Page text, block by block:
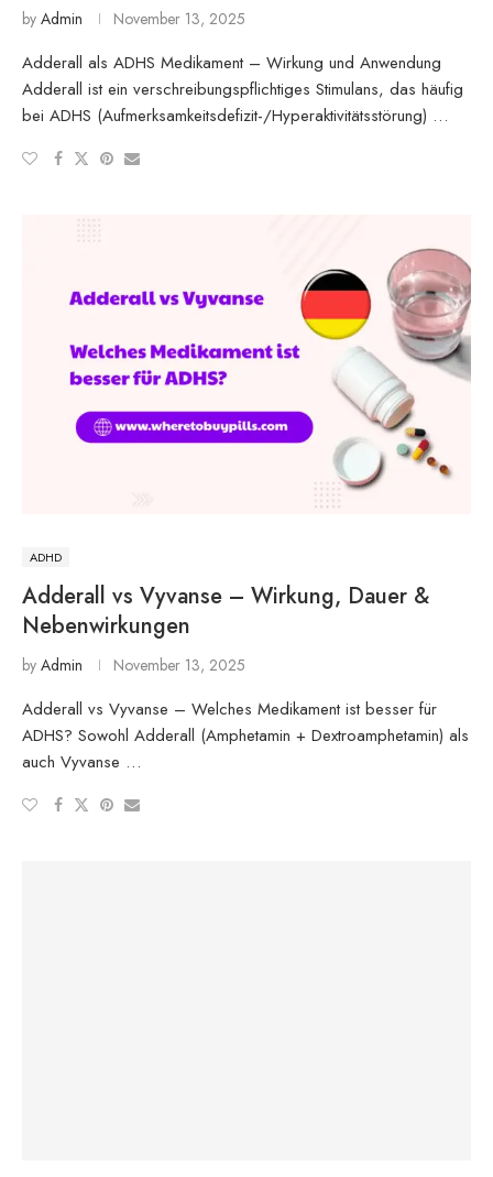
by Admin November 13, 2025
Adderall als ADHS Medikament – Wirkung und Anwendung
Adderall ist ein verschreibungspflichtiges Stimulans, das häufig
bei ADHS (Aufmerksamkeitsdefizit-/Hyperaktivitätsstörung) …
ADHD
Adderall vs Vyvanse – Wirkung, Dauer &
Nebenwirkungen
by Admin November 13, 2025
Adderall vs Vyvanse – Welches Medikament ist besser für
ADHS? Sowohl Adderall (Amphetamin + Dextroamphetamin) als
auch Vyvanse …